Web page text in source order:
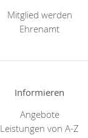
Mitglied werden
Ehrenamt
Informieren
Angebote
Leistungen von A-Z